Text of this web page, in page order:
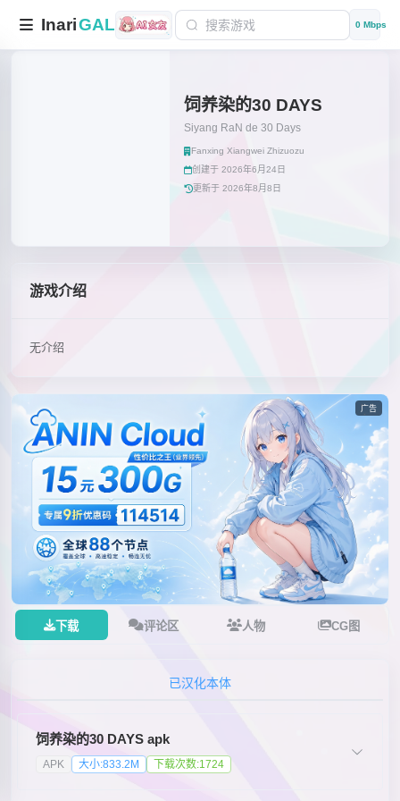
InariGAL 0 Mbps
饲养染的30 DAYS
Siyang RaN de 30 Days
Fanxing Xiangwei Zhizuozu
创建于 2026年6月24日
更新于 2026年8月8日
游戏介绍
无介绍
广告
下载 评论区 人物 CG图
饲养染的30 DAYS apk
APK 大小:833.2M 下载次数:1724
已汉化本体